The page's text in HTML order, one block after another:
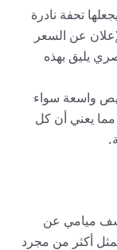
يجعلها تحفة نادرة
عن السعر
يليق بهذه
واسعة سواء
مما يعني أن كل
2025، حين تكشف ميامي عن
تمثل أكثر من مجرد